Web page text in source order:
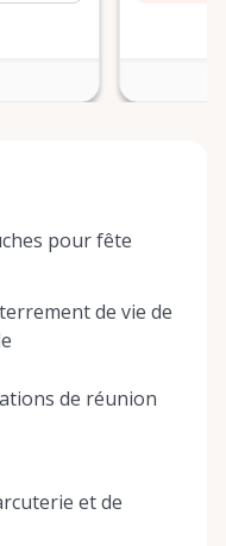
pour fête
de vie de
de réunion
et de